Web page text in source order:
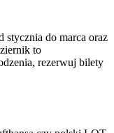
do marca oraz
to
rezerwuj bilety